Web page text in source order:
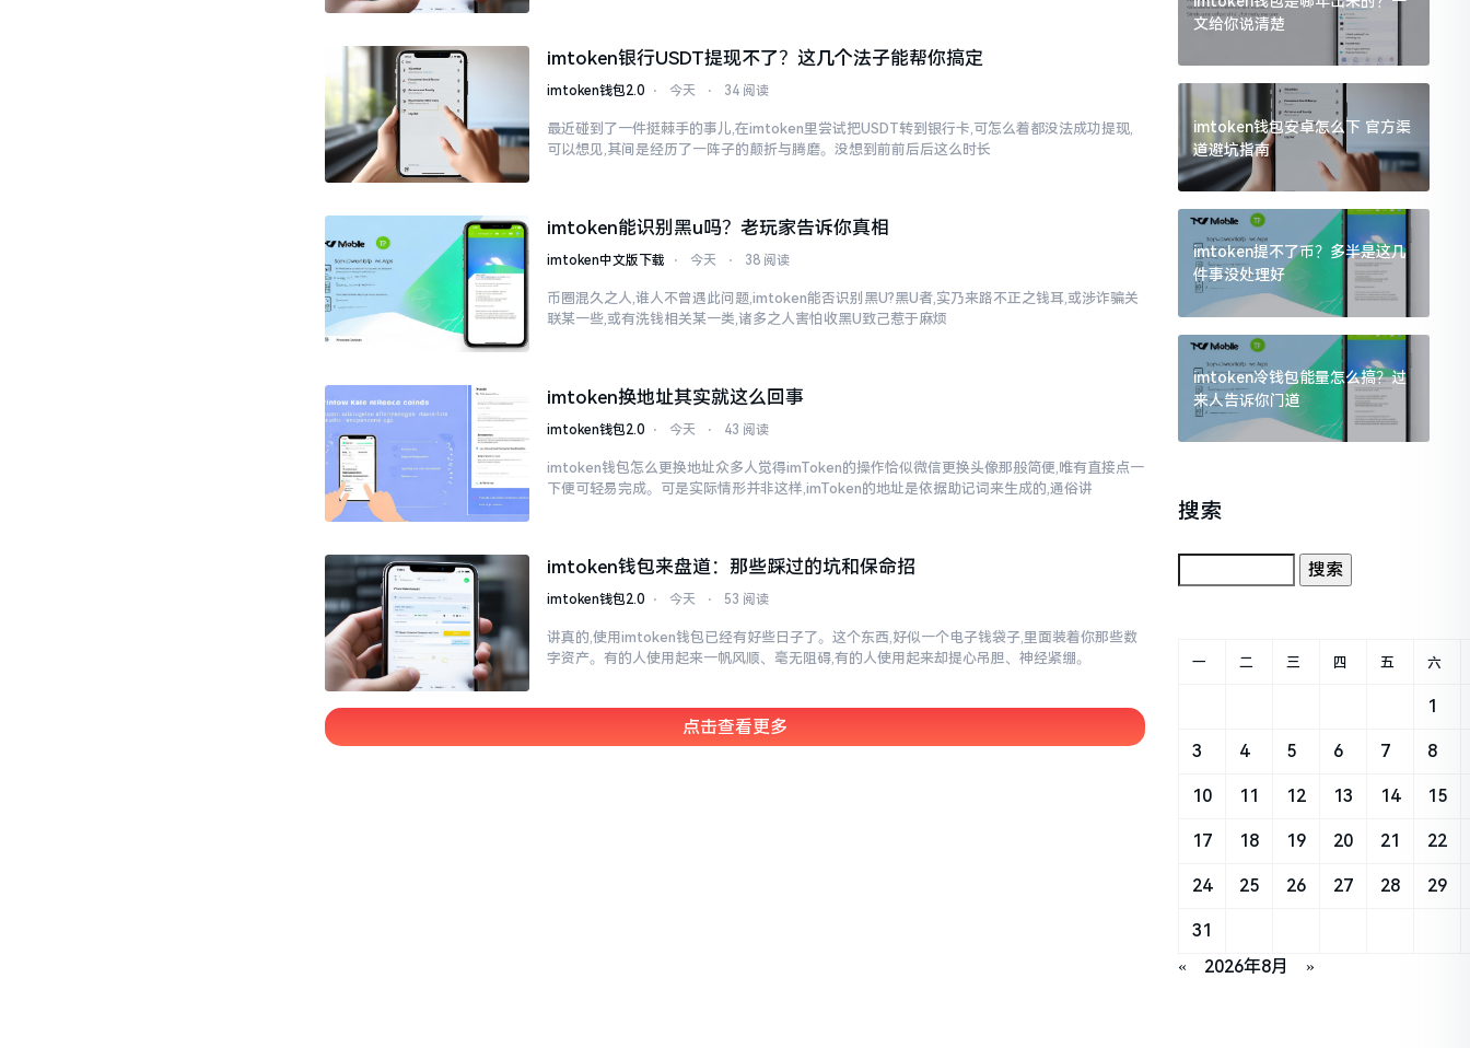
imtoken银行USDT提现不了？这几个法子能帮你搞定
imtoken钱包2.0 ⋅ 今天 ⋅ 34 阅读
最近碰到了一件挺棘手的事儿,在imtoken里尝试把USDT转到银行卡,可怎么着都没法成功提现,
可以想见,其间是经历了一阵子的颠折与腾磨。没想到前前后后这么时长
imtoken能识别黑u吗？老玩家告诉你真相
imtoken中文版下载 ⋅ 今天 ⋅ 38 阅读
币圈混久之人,谁人不曾遇此问题,imtoken能否识别黑U?黑U者,实乃来路不正之钱耳,或涉诈骗关
联某一些,或有洗钱相关某一类,诸多之人害怕收黑U致己惹于麻烦
imtoken换地址其实就这么回事
imtoken钱包2.0 ⋅ 今天 ⋅ 43 阅读
imtoken钱包怎么更换地址众多人觉得imToken的操作恰似微信更换头像那般简便,唯有直接点一
下便可轻易完成。可是实际情形并非这样,imToken的地址是依据助记词来生成的,通俗讲
imtoken钱包来盘道：那些踩过的坑和保命招
imtoken钱包2.0 ⋅ 今天 ⋅ 53 阅读
讲真的,使用imtoken钱包已经有好些日子了。这个东西,好似一个电子钱袋子,里面装着你那些数
字资产。有的人使用起来一帆风顺、毫无阻碍,有的人使用起来却提心吊胆、神经紧绷。
点击查看更多
文给你说清楚
imtoken钱包安卓怎么下 官方渠
道避坑指南
imtoken提不了币？多半是这几
件事没处理好
imtoken冷钱包能量怎么搞？过
来人告诉你门道
搜索
« 2026年8月 »
一 二 三 四 五 六
1
3 4 5 6 7 8
10 11 12 13 14 15
17 18 19 20 21 22
24 25 26 27 28 29
31